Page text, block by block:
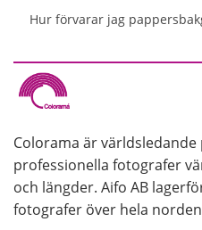
upp till 5-6 personer
Hur förvarar jag
användas under längre
pappret kommer i kläm
Colorama är
professionella fotografer
och längder. Aifo AB
fotografer över hela